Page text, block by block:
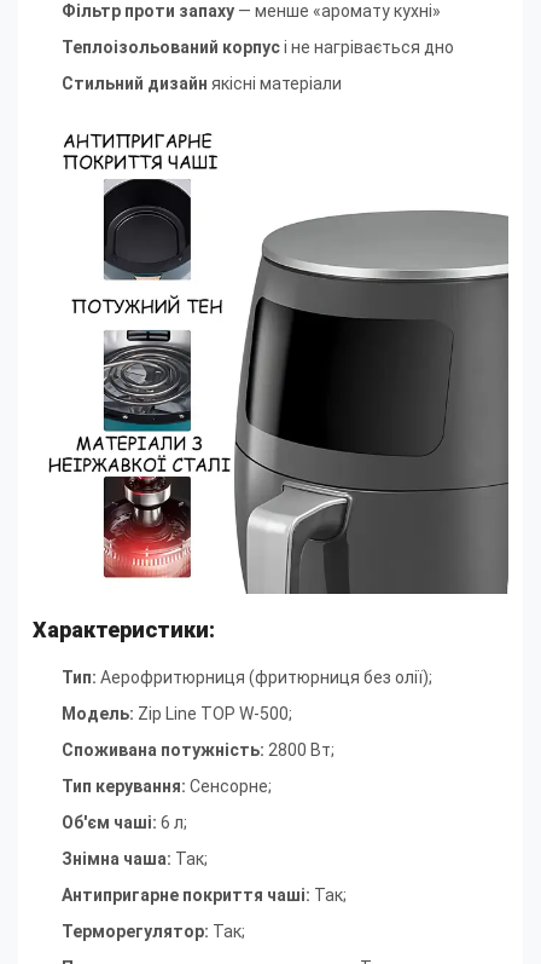
Фільтр проти запаху — менше «аромату кухні»
Теплоізольований корпусі не нагрівається дно
Стильний дизайн якісні матеріали
Характеристики:
Тип: Аерофритюрниця (фритюрниця без олії);
Модель: Zip Line TOP W-500;
Споживана потужність: 2800 Вт;
Тип керування: Сенсорне;
Об'єм чаші: 6 л;
Знімна чаша: Так;
Антипригарне покриття чаші: Так;
Терморегулятор: Так;